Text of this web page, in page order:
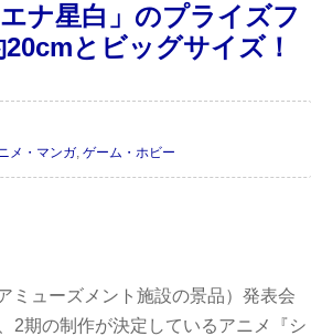
ナ星白」のプライズフ
とビッグサイズ！
メ・マンガ, ゲーム・ホビー
ミューズメント施設の景品）発表会
2期の制作が決定しているアニメ『シ